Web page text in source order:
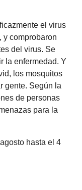
el virus
y comprobaron
del virus. Se
la enfermedad. Y
los mosquitos
gente. Según la
de personas
para la
hasta el 4